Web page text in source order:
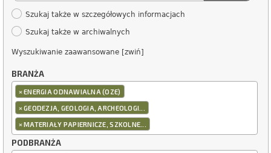
Szukaj także w szczegółowych informacjach
Szukaj także w archiwalnych
Wyszukiwanie zaawansowane [zwiń]
BRANŻA
×ENERGIA ODNAWIALNA (OZE)
×GEODEZJA, GEOLOGIA, ARCHEOLOGI...
×MATERIAŁY PAPIERNICZE, SZKOLNE...
PODBRANŻA